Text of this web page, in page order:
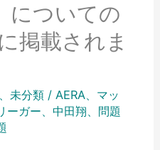
についての
掲載されま
、未分類 /AERA、 マッ
ーガー、中田翔、 問題